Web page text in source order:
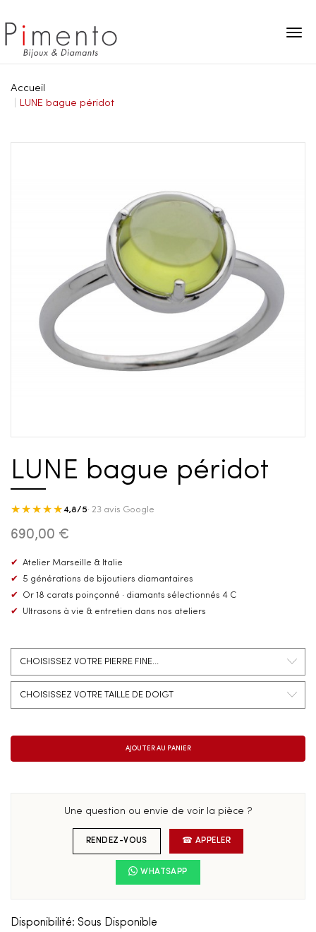
Accueil
LUNE bague péridot
LUNE bague péridot
★★★★★4,8/5· 23 avis Google
690,00 €
✔ Atelier Marseille & Italie
✔
5 générations de bijoutiers diamantaires
✔
Or 18 carats poinçonné · diamants sélectionnés 4 C
✔
Ultrasons à vie & entretien dans nos ateliers
Une question ou envie de voir la pièce ?
RENDEZ-VOUS ☎ APPELER
WHATSAPP
Disponibilité: Sous Disponible